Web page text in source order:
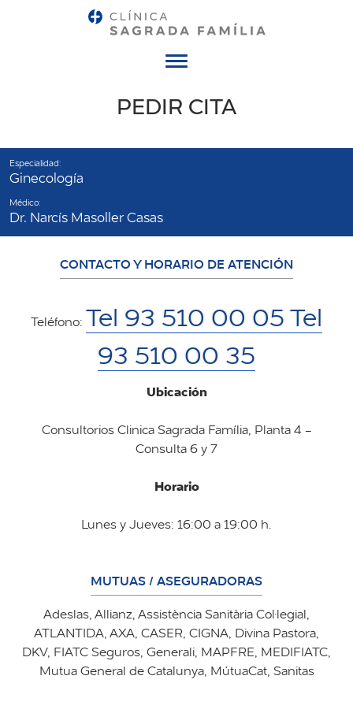
PEDIR CITA
Especialidad:
Ginecología
Médico:
Dr. Narcís Masoller Casas
CONTACTO Y HORARIO DE ATENCIÓN
Teléfono: Tel 93 510 00 05 Tel
93 510 00 35
Ubicación
Consultorios Clinica Sagrada Família, Planta 4 -
Consulta 6 y 7
Horario
Lunes y Jueves: 16:00 a 19:00 h.
MUTUAS / ASEGURADORAS
Adeslas, Allianz, Assistència Sanitària Col·legial,
ATLANTIDA, AXA, CASER, CIGNA, Divina Pastora,
DKV, FIATC Seguros, Generali, MAPFRE, MEDIFIATC,
Mutua General de Catalunya, MútuaCat, Sanitas